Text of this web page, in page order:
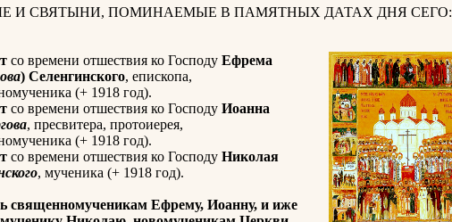
И СВЯТЫНИ, ПОМИНАЕМЫЕ В ПАМЯТНЫХ ДАТАХ ДНЯ СЕГО:
со времени отшествия ко Господу Ефрема
) Селенгинского, епископа,
(+ 1918 год).
со времени отшествия ко Господу Иоанна
, пресвитера, протоиерея,
(+ 1918 год).
со времени отшествия ко Господу Николая
, мученика (+ 1918 год).
священномученикам Ефрему, Иоанну, и иже